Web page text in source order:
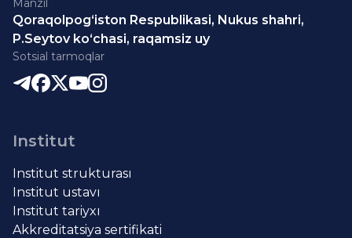
Manzil
Qoraqolpog‘iston Respublikasi, Nukus shahri,
P.Seytov ko‘chasi, raqamsiz uy
Sotsial tarmoqlar
Institut
Institut strukturası
Institut ustavı
Institut tariyxı
Akkreditatsiya sertifikati